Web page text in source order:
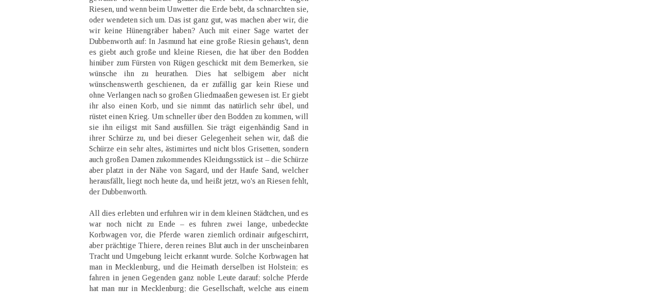
Riesen, und wenn beim Unwetter die Erde bebt, da schnarchten sie,
oder wendeten sich um. Das ist ganz gut, was machen aber wir, die
wir keine Hünengräber haben? Auch mit einer Sage wartet der
Dubbenworth auf: In Jasmund hat eine große Riesin gehaus't, denn
es giebt auch große und kleine Riesen, die hat über den Bodden
hinüber zum Fürsten von Rügen geschickt mit dem Bemerken, sie
wünsche ihn zu heurathen. Dies hat selbigem aber nicht
wünschenswerth geschienen, da er zufällig gar kein Riese und
ohne Verlangen nach so großen Gliedmaaßen gewesen ist. Er giebt
ihr also einen Korb, und sie nimmt das natürlich sehr übel, und
rüstet einen Krieg. Um schneller über den Bodden zu kommen, will
sie ihn eiligst mit Sand ausfüllen. Sie trägt eigenhändig Sand in
ihrer Schürze zu, und bei dieser Gelegenheit sehen wir, daß die
Schürze ein sehr altes, ästimirtes und nicht blos Grisetten, sondern
auch großen Damen zukommendes Kleidungsstück ist – die Schürze
aber platzt in der Nähe von Sagard, und der Haufe Sand, welcher
herausfällt, liegt noch heute da, und heißt jetzt, wo's an Riesen fehlt,
der Dubbenworth.
All dies erlebten und erfuhren wir in dem kleinen Städtchen, und es
war noch nicht zu Ende – es fuhren zwei lange, unbedeckte
Korbwagen vor, die Pferde waren ziemlich ordinair aufgeschirrt,
aber prächtige Thiere, deren reines Blut auch in der unscheinbaren
Tracht und Umgebung leicht erkannt wurde. Solche Korbwagen hat
man in Mecklenburg, und die Heimath derselben ist Holstein; es
fahren in jenen Gegenden ganz noble Leute darauf; solche Pferde
hat man nur in Mecklenburg; die Gesellschaft, welche aus einem